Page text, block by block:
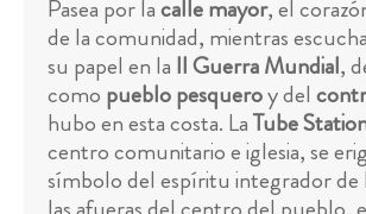
Pasea por lacalle mayor, el
de la comunidad, mientras
su papel en la II Guerra Mundial,
como pueblo pesqueroy del
hubo en esta costa. LaTube
centro comunitario e iglesia, se
símbolo del espíritu integrador de